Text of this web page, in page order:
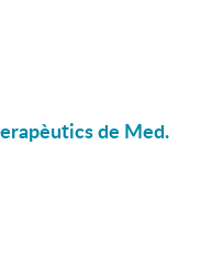
de Med.